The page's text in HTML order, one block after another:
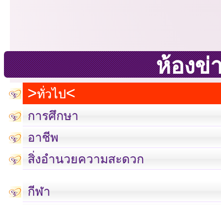
ห้องข่
ทั่วไป
การศึกษา
อาชีพ
สิ่งอำนวยความสะดวก
กีฬา